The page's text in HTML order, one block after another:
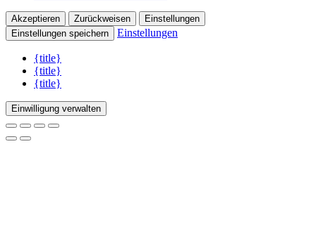
Akzeptieren Zurückweisen
Einstellungen
Einstellungen speichern
Einstellungen
{title}
{title}
{title}
Einwilligung verwalten